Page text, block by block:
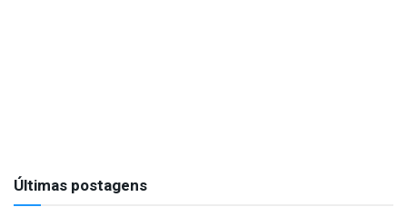
Últimas postagens